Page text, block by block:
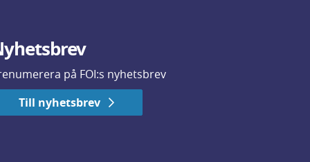
på FOI:s nyhetsbrev
Till nyhetsbrev